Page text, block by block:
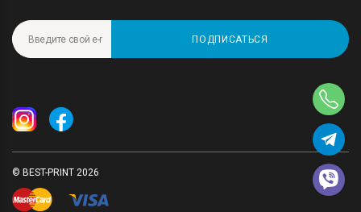
ПОДПИСАТЬСЯ
© BEST-PRINT 2026